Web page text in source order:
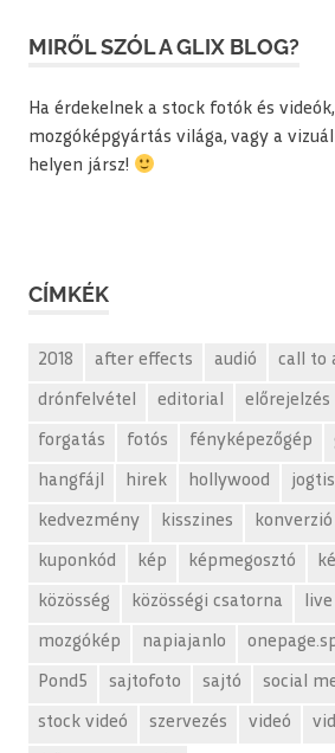
MIRŐL SZÓL A GLIX BLOG?
Ha érdekelnek a stock fotók és
mozgóképgyártás világa, vagy a
helyen jársz!
CÍMKÉK
2018 after effects audió call to
drónfelvétel editorial előrejelzés
forgatás fotós fényképezőgép
hangfájl hirek hollywood
kedvezmény kisszines konverzió
kuponkód kép képmegosztó
közösség közösségi csatorna live
mozgókép napiajanlo
Pond5 sajtofoto sajtó social
stock videó szervezés videó